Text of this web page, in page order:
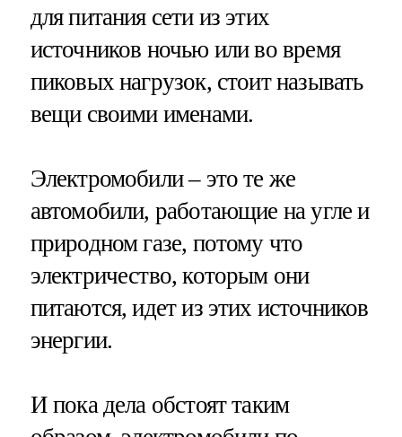
для питания сети из этих
источников ночью или во время
пиковых нагрузок, стоит называть
вещи своими именами.
Электромобили – это те же
автомобили, работающие на угле и
природном газе, потому что
электричество, которым они
питаются, идет из этих источников
энергии.
И пока дела обстоят таким